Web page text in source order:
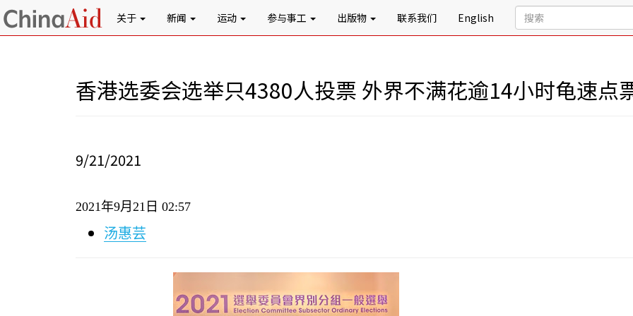
关于 新闻 运动 参与事工 出版物 联系我们 English
香港选委会选举只4380人投票 外界不满花逾14小时龟速点
9/21/2021
2021年9月 21 日 02:57
汤惠芸